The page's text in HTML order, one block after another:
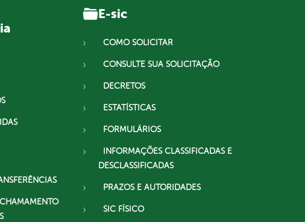
E-sic
COMO SOLICITAR
CONSULTE SUA SOLICITAÇÃO
DECRETOS
ESTATÍSTICAS
FORMULÁRIOS
INFORMAÇÕES CLASSIFICADAS E
DESCLASSIFICADAS
PRAZOS E AUTORIDADES
SIC FÍSICO